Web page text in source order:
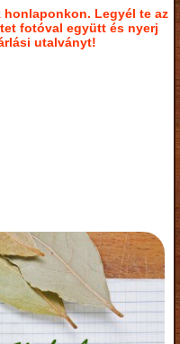
honlaponkon. Legyél te az
fotóval együtt és nyerj
utalványt!